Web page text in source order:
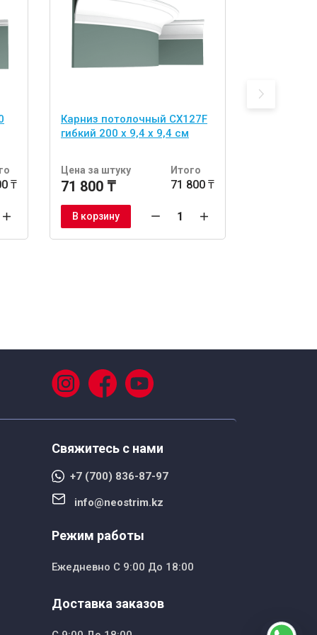
₸
Карниз потолочный CX127F
гибкий 200 x 9,4 x 9,4 см
Цена за штуку
71 800 ₸
Итого
71 800 ₸
В корзину
Свяжитесь с нами
+7 (700) 836-87-97
info@neostrim.kz
Режим работы
Ежедневно С 9:00 До 18:00
Доставка заказов